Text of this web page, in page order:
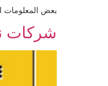
بعض المعلومات
شركات